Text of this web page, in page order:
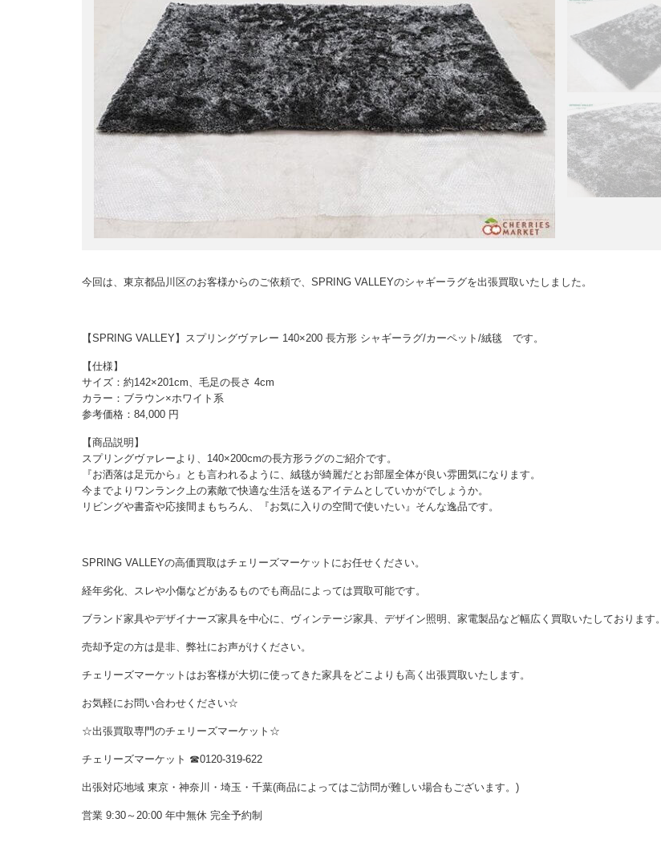
今回は、東京都品川区のお客様からのご依頼で、SPRING VALLEYのシャギーラグを出張買取いたしました。
【SPRING VALLEY】スプリングヴァレー 140×200 長方形 シャギーラグ/カーペット/絨毯 です。
【仕様】
サイズ：約142×201cm、毛足の長さ 4cm
カラー：ブラウン×ホワイト系
参考価格：84,000 円
【商品説明】
スプリングヴァレーより、140×200cmの長方形ラグのご紹介です。
『お洒落は足元から』とも言われるように、絨毯が綺麗だとお部屋全体が良い雰囲気になります。
今までよりワンランク上の素敵で快適な生活を送るアイテムとしていかがでしょうか。
リビングや書斎や応接間まもちろん、『お気に入りの空間で使いたい』そんな逸品です。
SPRING VALLEYの高価買取はチェリーズマーケットにお任せください。
経年劣化、スレや小傷などがあるものでも商品によっては買取可能です。
ブランド家具やデザイナーズ家具を中心に、ヴィンテージ家具、デザイン照明、家電製品など幅広く買取いたしております。
売却予定の方は是非、弊社にお声がけください。
チェリーズマーケットはお客様が大切に使ってきた家具をどこよりも高く出張買取いたします。
お気軽にお問い合わせください☆
☆出張買取専門のチェリーズマーケット☆
チェリーズマーケット ☎︎0120-319-622
出張対応地域 東京・神奈川・埼玉・千葉(商品によってはご訪問が難しい場合もございます。)
営業 9:30～20:00 年中無休 完全予約制